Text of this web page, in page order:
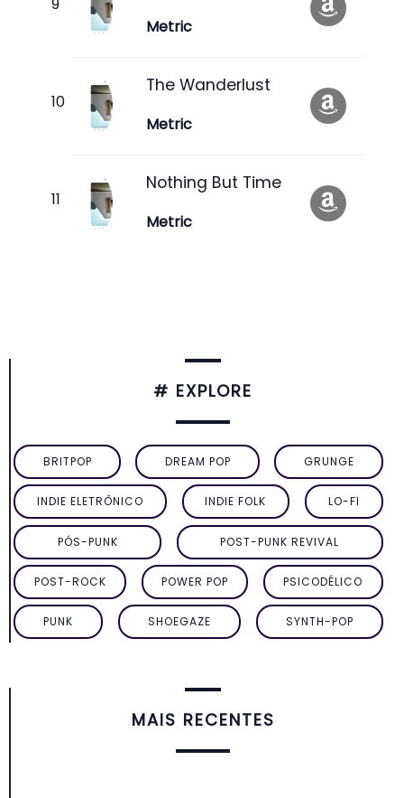
Metric
The Wanderlust
Metric
Nothing But Time
Metric
# EXPLORE
BRITPOP DREAM POP GRUNGE
INDIE ELETRÔNICO INDIE FOLK LO-FI
PÓS-PUNK POST-PUNK REVIVAL
POST-ROCK POWER POP PSICODÉLICO
PUNK SHOEGAZE SYNTH-POP
MAIS RECENTES